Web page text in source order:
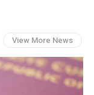
View More News